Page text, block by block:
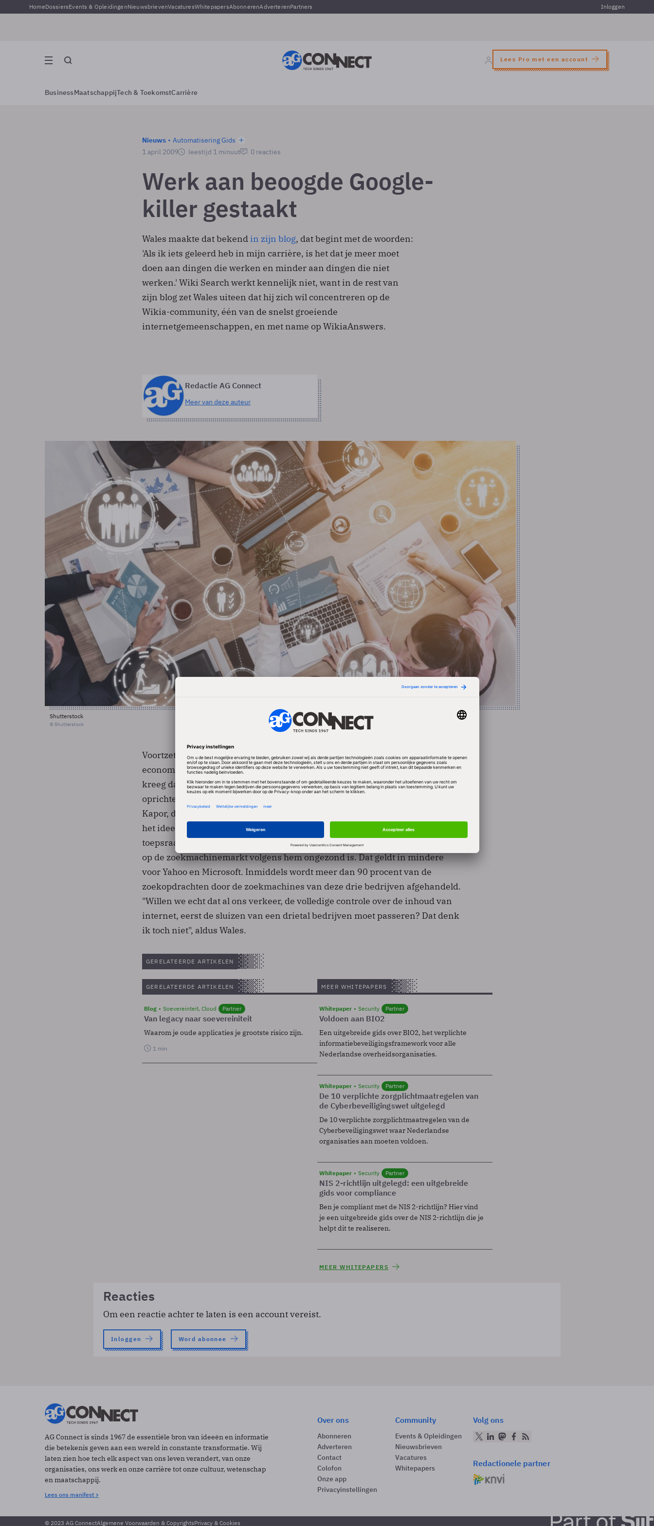
HomeDossiersEvents & OpleidingenNieuwsbrievenVacaturesWhitepapersAbonnerenAdverterenPartners Inloggen
Lees Pro met een account
BusinessMaatschappijTech & ToekomstCarrière
Nieuws
Automatisering Gids
1 april 2009
leestijd 1 minuut 0 reacties
Werk aan beoogde Google-
killer gestaakt
Wales maakte dat bekend in zijn blog, dat begint met de woorden:
'Als ik iets geleerd heb in mijn carrière, is het dat je meer moet
doen aan dingen die werken en minder aan dingen die niet
werken.' Wiki Search werkt kennelijk niet, want in de rest van
zijn blog zet Wales uiteen dat hij zich wil concentreren op de
Wikia-community, één van de snelst groeiende
internetgemeenschappen, en met name op WikiaAnswers.
Redactie AG Connect
Meer van deze auteur
Shutterstock
© Shutterstock
Voortzetting van het werk aan WikiaSearch is volgens hem in deze
economische tijden niet verantwoord. Wales werkte er ruim twee jaar aan. Hij
kreeg daarbij financiële steun van onder meer Amazon.com, Netscape-
oprichter Marc Andreesen, LinkedIn-oprichter Reid Hoffman, en Mitch
Kapor, die aan de wieg stond van Lotus Development. Overigens geeft Wales
het idee van een alternatief voor Google niet op. Vorig jaar zei hij in een
toepsraak op het Global Brand Forum in Singapore dat de greep van Google
op de zoekmachinemarkt volgens hem ongezond is. Dat geldt in mindere
voor Yahoo en Microsoft. Inmiddels wordt meer dan 90 procent van de
zoekopdrachten door de zoekmachines van deze drie bedrijven afgehandeld.
"Willen we echt dat al ons verkeer, de volledige controle over de inhoud van
internet, eerst de sluizen van een drietal bedrijven moet passeren? Dat denk
ik toch niet", aldus Wales.
GERELATEERDE ARTIKELEN
GERELATEERDE ARTIKELEN
Blog Soevereinteit, Cloud Partner
Van legacy naar soevereiniteit
Waarom je oude applicaties je grootste risico zijn.
1 min
MEER WHITEPAPERS
Whitepaper Security Partner
Voldoen aan BIO2
Een uitgebreide gids over BIO2, het verplichte
informatiebeveiligingsframework voor alle
Nederlandse overheidsorganisaties.
Whitepaper Security Partner
De 10 verplichte zorgplichtmaatregelen van
de Cyberbeveiligingswet uitgelegd
De 10 verplichte zorgplichtmaatregelen van de
Cyberbeveiligingswet waar Nederlandse
organisaties aan moeten voldoen.
Whitepaper Security Partner
NIS 2-richtlijn uitgelegd: een uitgebreide
gids voor compliance
Ben je compliant met de NIS 2-richtlijn? Hier vind
je een uitgebreide gids over de NIS 2-richtlijn die je
helpt dit te realiseren.
MEER WHITEPAPERS
Reacties
Om een reactie achter te laten is een account vereist.
Inloggen Word abonnee
AG Connect is sinds 1967 de essentiële bron van ideeën en informatie
die betekenis geven aan een wereld in constante transformatie. Wij
laten zien hoe tech elk aspect van ons leven verandert, van onze
organisaties, ons werk en onze carrière tot onze cultuur, wetenschap
en maatschappij.
Lees ons manifest >
Over ons
Abonneren
Adverteren
Contact
Colofon
Onze app
Privacyinstellingen
Community
Events & Opleidingen
Nieuwsbrieven
Vacatures
Whitepapers
Volg ons
Redactionele partner
© 2023 AG ConnectAlgemene Voorwaarden & CopyrightsPrivacy & Cookies